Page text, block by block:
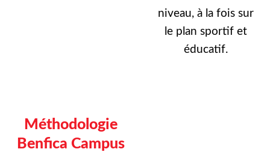
niveau, à la fois sur
le plan sportif et
éducatif.
Méthodologie
Benfica Campus